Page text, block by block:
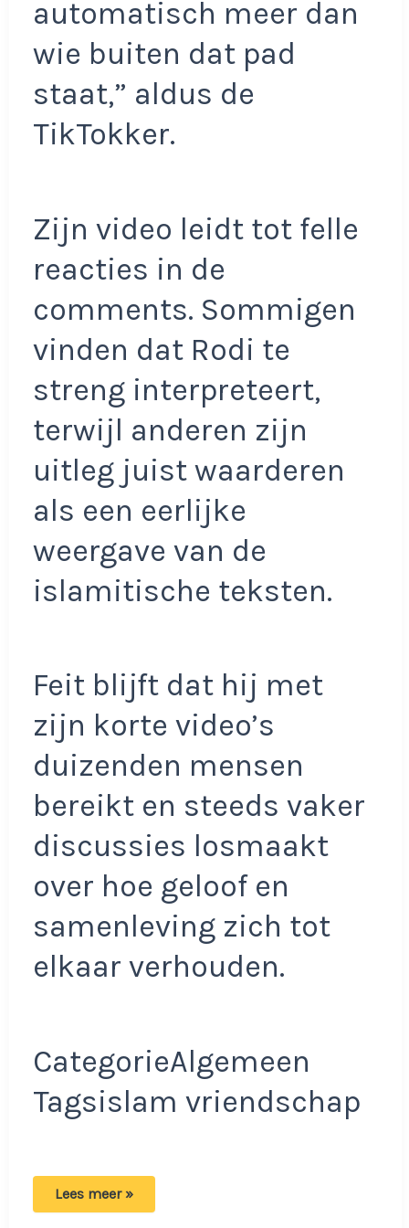
automatisch meer dan
wie buiten dat pad
staat,” aldus de
TikTokker.
Zijn video leidt tot felle
reacties in de
comments. Sommigen
vinden dat Rodi te
streng interpreteert,
terwijl anderen zijn
uitleg juist waarderen
als een eerlijke
weergave van de
islamitische teksten.
Feit blijft dat hij met
zijn korte video’s
duizenden mensen
bereikt en steeds vaker
discussies losmaakt
over hoe geloof en
samenleving zich tot
elkaar verhouden.
CategorieAlgemeen
Tagsislam vriendschap
Broeder
Lees meer »